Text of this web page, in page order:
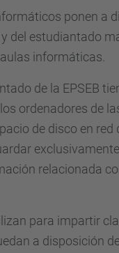
ponen a
y del estudiantado
informáticas.
de la EPSEB
ordenadores de
de disco en red
relacionada
para impartir
a disposición